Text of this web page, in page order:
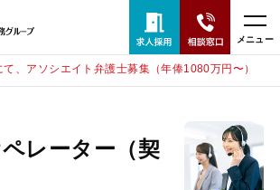
メニュー
、アソシエイト弁護士募集（年俸1080万円〜）
レーター（契
24時間365日全国対応
窓口はこちら
・LINE・メールで相談予約受付中